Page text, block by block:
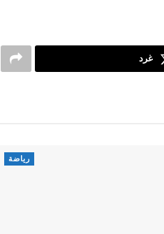
غرد
رياضة